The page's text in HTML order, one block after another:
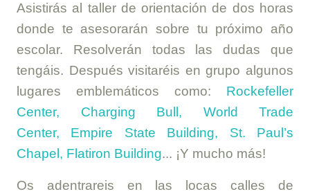
Asistirás al taller de orientación de dos horas
donde te asesorarán sobre tu próximo año
escolar. Resolverán todas las dudas que
tengáis. Después visitaréis en grupo algunos
lugares emblemáticos como: Rockefeller
Center, Charging Bull, World Trade
Center, Empire State Building, St. Paul’s
Chapel, Flatiron Building... ¡Y mucho más!
Os adentrareis en las locas calles de